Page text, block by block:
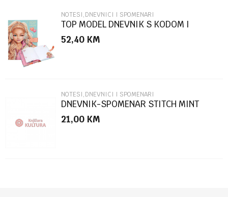
POŠALJI
NOTESI,DNEVNICI I SPOMENARI
TOP MODEL DNEVNIK S KODOM I
ZVUKOM
52,40 KM
NOTESI,DNEVNICI I SPOMENARI
DNEVNIK-SPOMENAR STITCH MINT
ALOHA A5 96SHEETS 83329
21,00 KM